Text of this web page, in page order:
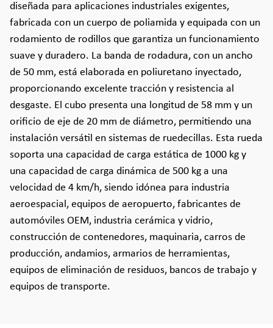
diseñada para aplicaciones industriales exigentes,
fabricada con un cuerpo de poliamida y equipada con un
rodamiento de rodillos que garantiza un funcionamiento
suave y duradero. La banda de rodadura, con un ancho
de 50 mm, está elaborada en poliuretano inyectado,
proporcionando excelente tracción y resistencia al
desgaste. El cubo presenta una longitud de 58 mm y un
orificio de eje de 20 mm de diámetro, permitiendo una
instalación versátil en sistemas de ruedecillas. Esta rueda
soporta una capacidad de carga estática de 1000 kg y
una capacidad de carga dinámica de 500 kg a una
velocidad de 4 km/h, siendo idónea para industria
aeroespacial, equipos de aeropuerto, fabricantes de
automóviles OEM, industria cerámica y vidrio,
construcción de contenedores, maquinaria, carros de
producción, andamios, armarios de herramientas,
equipos de eliminación de residuos, bancos de trabajo y
equipos de transporte.